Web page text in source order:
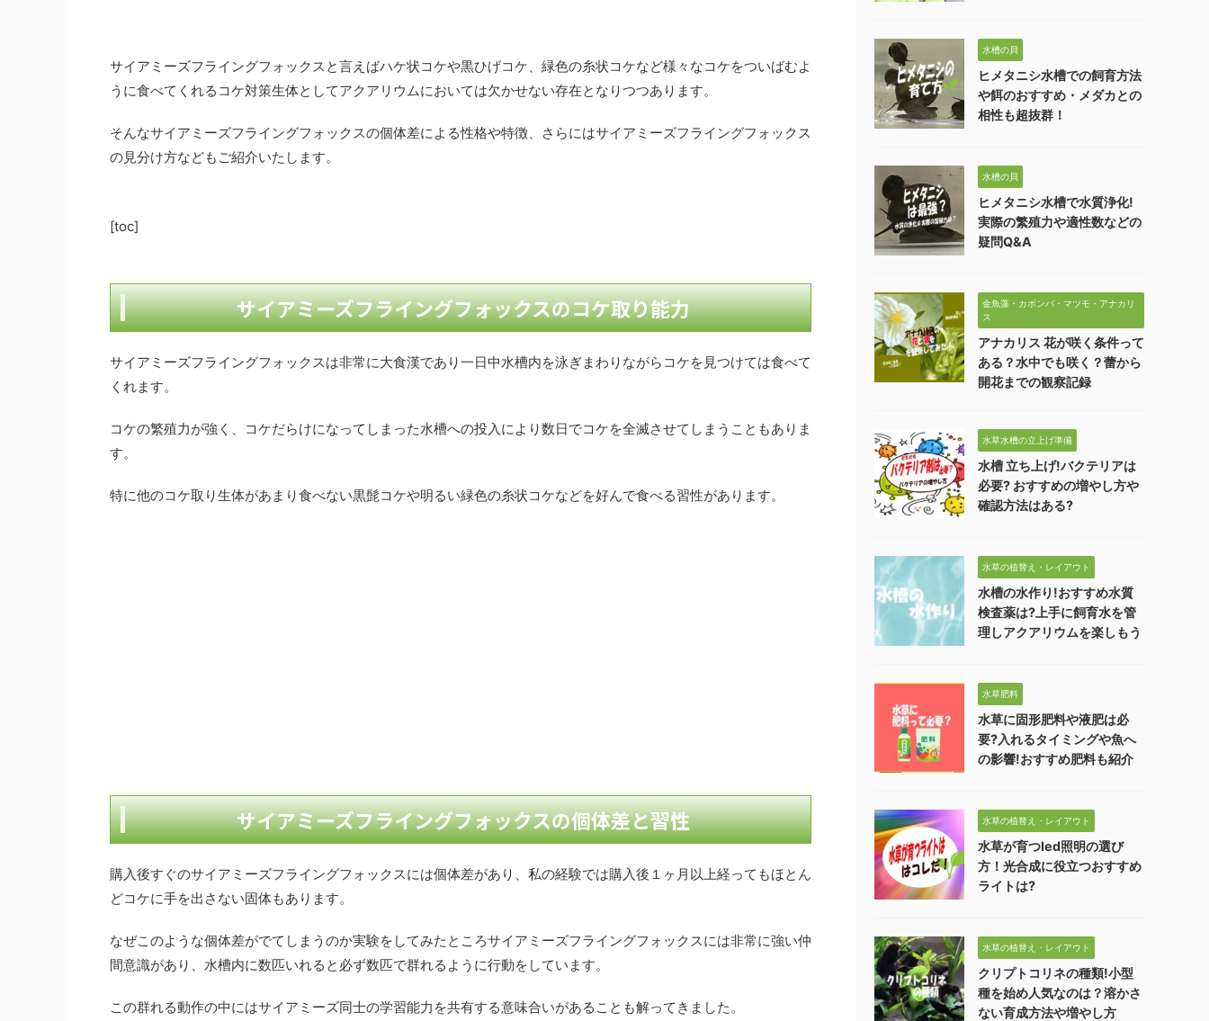
サイアミーズフライングフォックスと言えばハケ状コケや黒ひげコケ、緑色の糸状コケなど様々なコケをついばむよ
うに食べてくれるコケ対策生体としてアクアリウムにおいては欠かせない存在となりつつあります。
そんなサイアミーズフライングフォックスの個体差による性格や特徴、さらにはサイアミーズフライングフォックス
の見分け方などもご紹介いたします。
[toc]
サイアミーズフライングフォックスのコケ取り能力
サイアミーズフライングフォックスは非常に大食漢であり一日中水槽内を泳ぎまわりながらコケを見つけては食べて
くれます。
コケの繁殖力が強く、コケだらけになってしまった水槽への投入により数日でコケを全滅させてしまうこともありま
す。
特に他のコケ取り生体があまり食べない黒髭コケや明るい緑色の糸状コケなどを好んで食べる習性があります。
サイアミーズフライングフォックスの個体差と習性
購入後すぐのサイアミーズフライングフォックスには個体差があり、私の経験では購入後１ヶ月以上経ってもほとん
どコケに手を出さない固体もあります。
なぜこのような個体差がでてしまうのか実験をしてみたところサイアミーズフライングフォックスには非常に強い仲
間意識があり、水槽内に数匹いれると必ず数匹で群れるように行動をしています。
この群れる動作の中にはサイアミーズ同士の学習能力を共有する意味合いがあることも解ってきました。
水槽の貝
ヒメタニシ水槽での飼育方法
や餌のおすすめ・メダカとの
相性も超抜群！
水槽の貝
ヒメタニシ水槽で水質浄化!
実際の繁殖力や適性数などの
疑問Q&A
金魚藻・カボンバ・マツモ・アナカリ
ス
アナカリス 花が咲く条件って
ある？水中でも咲く？蕾から
開花までの観察記録
水草水槽の立上げ準備
水槽 立ち上げ!バクテリアは
必要? おすすめの増やし方や
確認方法はある?
水草の植替え・レイアウト
水槽の水作り!おすすめ水質
検査薬は?上手に飼育水を管
理しアクアリウムを楽しもう
水草肥料
水草に固形肥料や液肥は必
要?入れるタイミングや魚へ
の影響!おすすめ肥料も紹介
水草の植替え・レイアウト
水草が育つled照明の選び
方！光合成に役立つおすすめ
ライトは?
水草の植替え・レイアウト
クリプトコリネの種類!小型
種を始め人気なのは？溶かさ
ない育成方法や増やし方